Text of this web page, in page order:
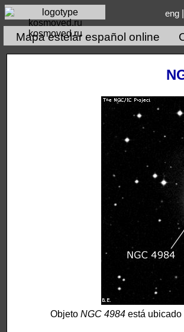
kosmoved.ru
eng|
Mapa estelar español online
Objeto NGC 4984 está ubicado